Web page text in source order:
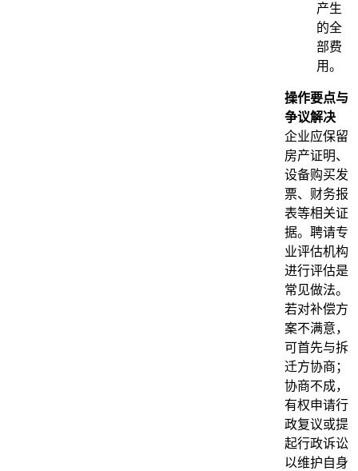
产生
的全
部费
用。
操作要点与
争议解决
企业应保留
房产证明、
设备购买发
票、财务报
表等相关证
据。聘请专
业评估机构
进行评估是
常见做法。
若对补偿方
案不满意，
可首先与拆
迁方协商；
协商不成，
有权申请行
政复议或提
起行政诉讼
以维护自身